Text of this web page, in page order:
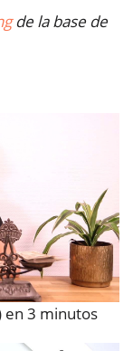
de la base de
en 3 minutos